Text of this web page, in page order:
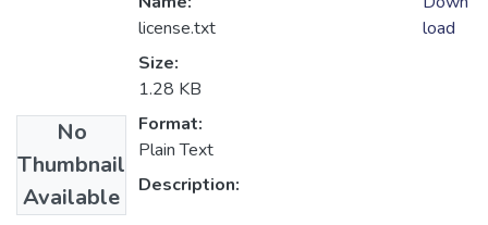
No
Thumbnail
Available
license.txt
Size:
1.28 KB
Format:
Plain Text
Description:
load